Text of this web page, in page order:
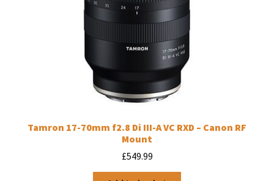
Tamron 17-70mm f2.8 Di III-A VC RXD – Canon RF
Mount
£549.99